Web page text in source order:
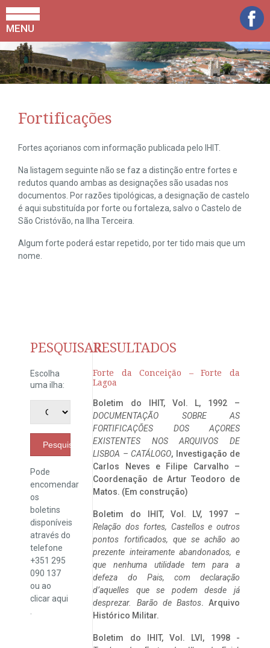
MENU
Fortificações
Fortes açorianos com informação publicada pelo IHIT.
Na listagem seguinte não se faz a distinção entre fortes e
redutos quando ambas as designações são usadas nos
documentos. Por razões tipológicas, a designação de castelo
é aqui substituída por forte ou fortaleza, salvo o Castelo de
São Cristóvão, na Ilha Terceira.
Algum forte poderá estar repetido, por ter tido mais que um
nome.
PESQUISAR
Escolha
uma ilha:
Pesquisar
Pode
encomendar
os
boletins
disponíveis
através do
telefone
+351 295
090 137
ou ao
clicaraqui
RESULTADOS
Forte da Conceição – Forte da
Lagoa
Boletim do IHIT, Vol. L, 1992 –
DOCUMENTAÇÃO SOBRE AS
FORTIFICAÇÕES DOS AÇORES
EXISTENTES NOS ARQUIVOS DE
LISBOA – CATÁLOGO, Investigação de
Carlos Neves e Filipe Carvalho –
Coordenação de Artur Teodoro de
Matos. (Em construção)
Boletim do IHIT, Vol. LV, 1997 –
Relação dos fortes, Castellos e outros
pontos fortificados, que se achão ao
prezente inteiramente abandonados, e
que nenhuma utilidade tem para a
defeza do Pais, com declaração
d’aquelles que se podem desde já
desprezar. Barão de Bastos. Arquivo
Histórico Militar.
Boletim do IHIT, Vol. LVI, 1998 -